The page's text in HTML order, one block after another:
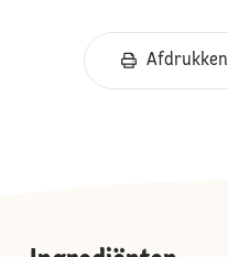
Afdrukken